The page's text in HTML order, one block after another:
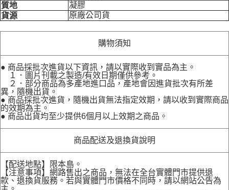
質地
凝膠
貨源
原廠公司貨
購物須知
● 商品採批次進貨以下資訊，請以實際收到實品為主。
１．圖片刊載之製造/有效日期僅供參考。
２．部分商品為多產地進口品，產地會因進貨批次有所差
異，隨機出貨。
● 商品採批次進貨，隨機出貨無法指定效期，請以收到實際商品
的效期為主。
● 商品出貨均至少提供6個月以上效期之商品。
商品配送及退換貨說明
【配送地點】限本島。
【注意事項】網路售出之商品，無法在全台實體門市提供退
款、退換貨服務。若與實體門市價格不同時，請以網站公告為